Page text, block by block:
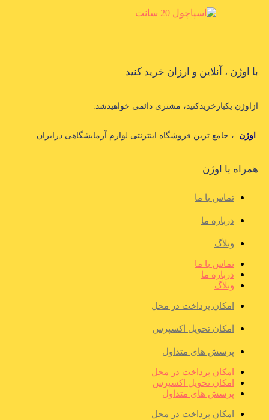
با اوژن ، آنلاین و ارزان خرید کنید
ازاوژن یکبارخریدکنید، مشتری دائمی خواهیدشد.
اوژن ، جامع ترین فروشگاه اینترنتی لوازم آزمایشگاهی درایران
همراه با اوژن
تماس با ما
درباره ما
وبلاگ
تماس با ما
درباره ما
وبلاگ
امکان پرداخت در محل
امکان تحویل اکسپرس
پرسش های متداول
امکان پرداخت در محل
امکان تحویل اکسپرس
پرسش های متداول
امکان پرداخت در محل